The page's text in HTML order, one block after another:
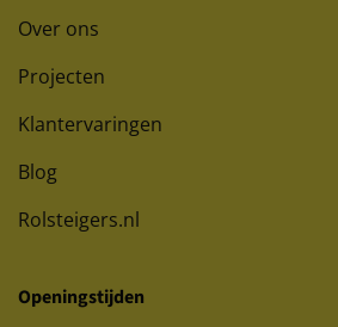
Over ons
Projecten
Klantervaringen
Blog
Rolsteigers.nl
Openingstijden